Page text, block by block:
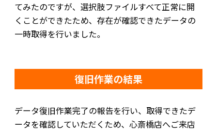
てみたのですが、選択肢ファイルすべて正常に開
くことができたため、存在が確認できたデータの
一時取得を行いました。
復旧作業の結果
データ復旧作業完了の報告を行い、取得できたデ
ータを確認していただくため、心斎橋店へご来店